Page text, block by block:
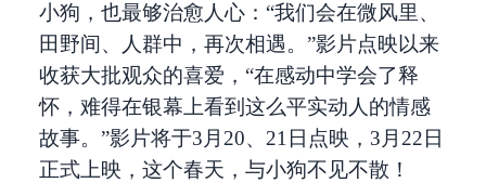
小狗，也最够治愈人心：“我们会在微风里、
田野间、人群中，再次相遇。”影片点映以来
收获大批观众的喜爱，“在感动中学会了释
怀，难得在银幕上看到这么平实动人的情感
故事。”影片将于3月20、21日点映，3月22日
正式上映，这个春天，与小狗不见不散！